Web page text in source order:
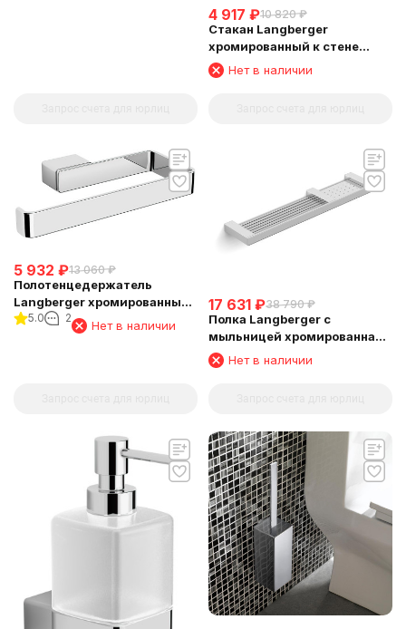
4 917 ₽10 820 ₽
Стакан Langberger
хромированный к стене
квадратный 30011A
Нет в наличии
5 932 ₽13 060 ₽
Полотенцедержатель
Langberger хромированный
5.0 2
Нет в наличии
17 631 ₽38 790 ₽
Полка Langberger с
мыльницей хромированная
универсальная к стене 52 см
(решетка+решетка) 31060E
Нет в наличии